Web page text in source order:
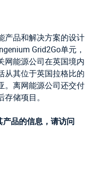
产品和解决方案的设计
Grid2Go单元，
网能源公司在英国境内
从其位于英国拉格比的
。离网能源公司还交付
储项目。
产品的信息，请访问